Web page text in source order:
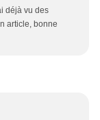
déjà vu des
article, bonne